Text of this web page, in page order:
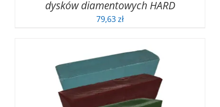
dysków diamentowych HARD
79,63zł